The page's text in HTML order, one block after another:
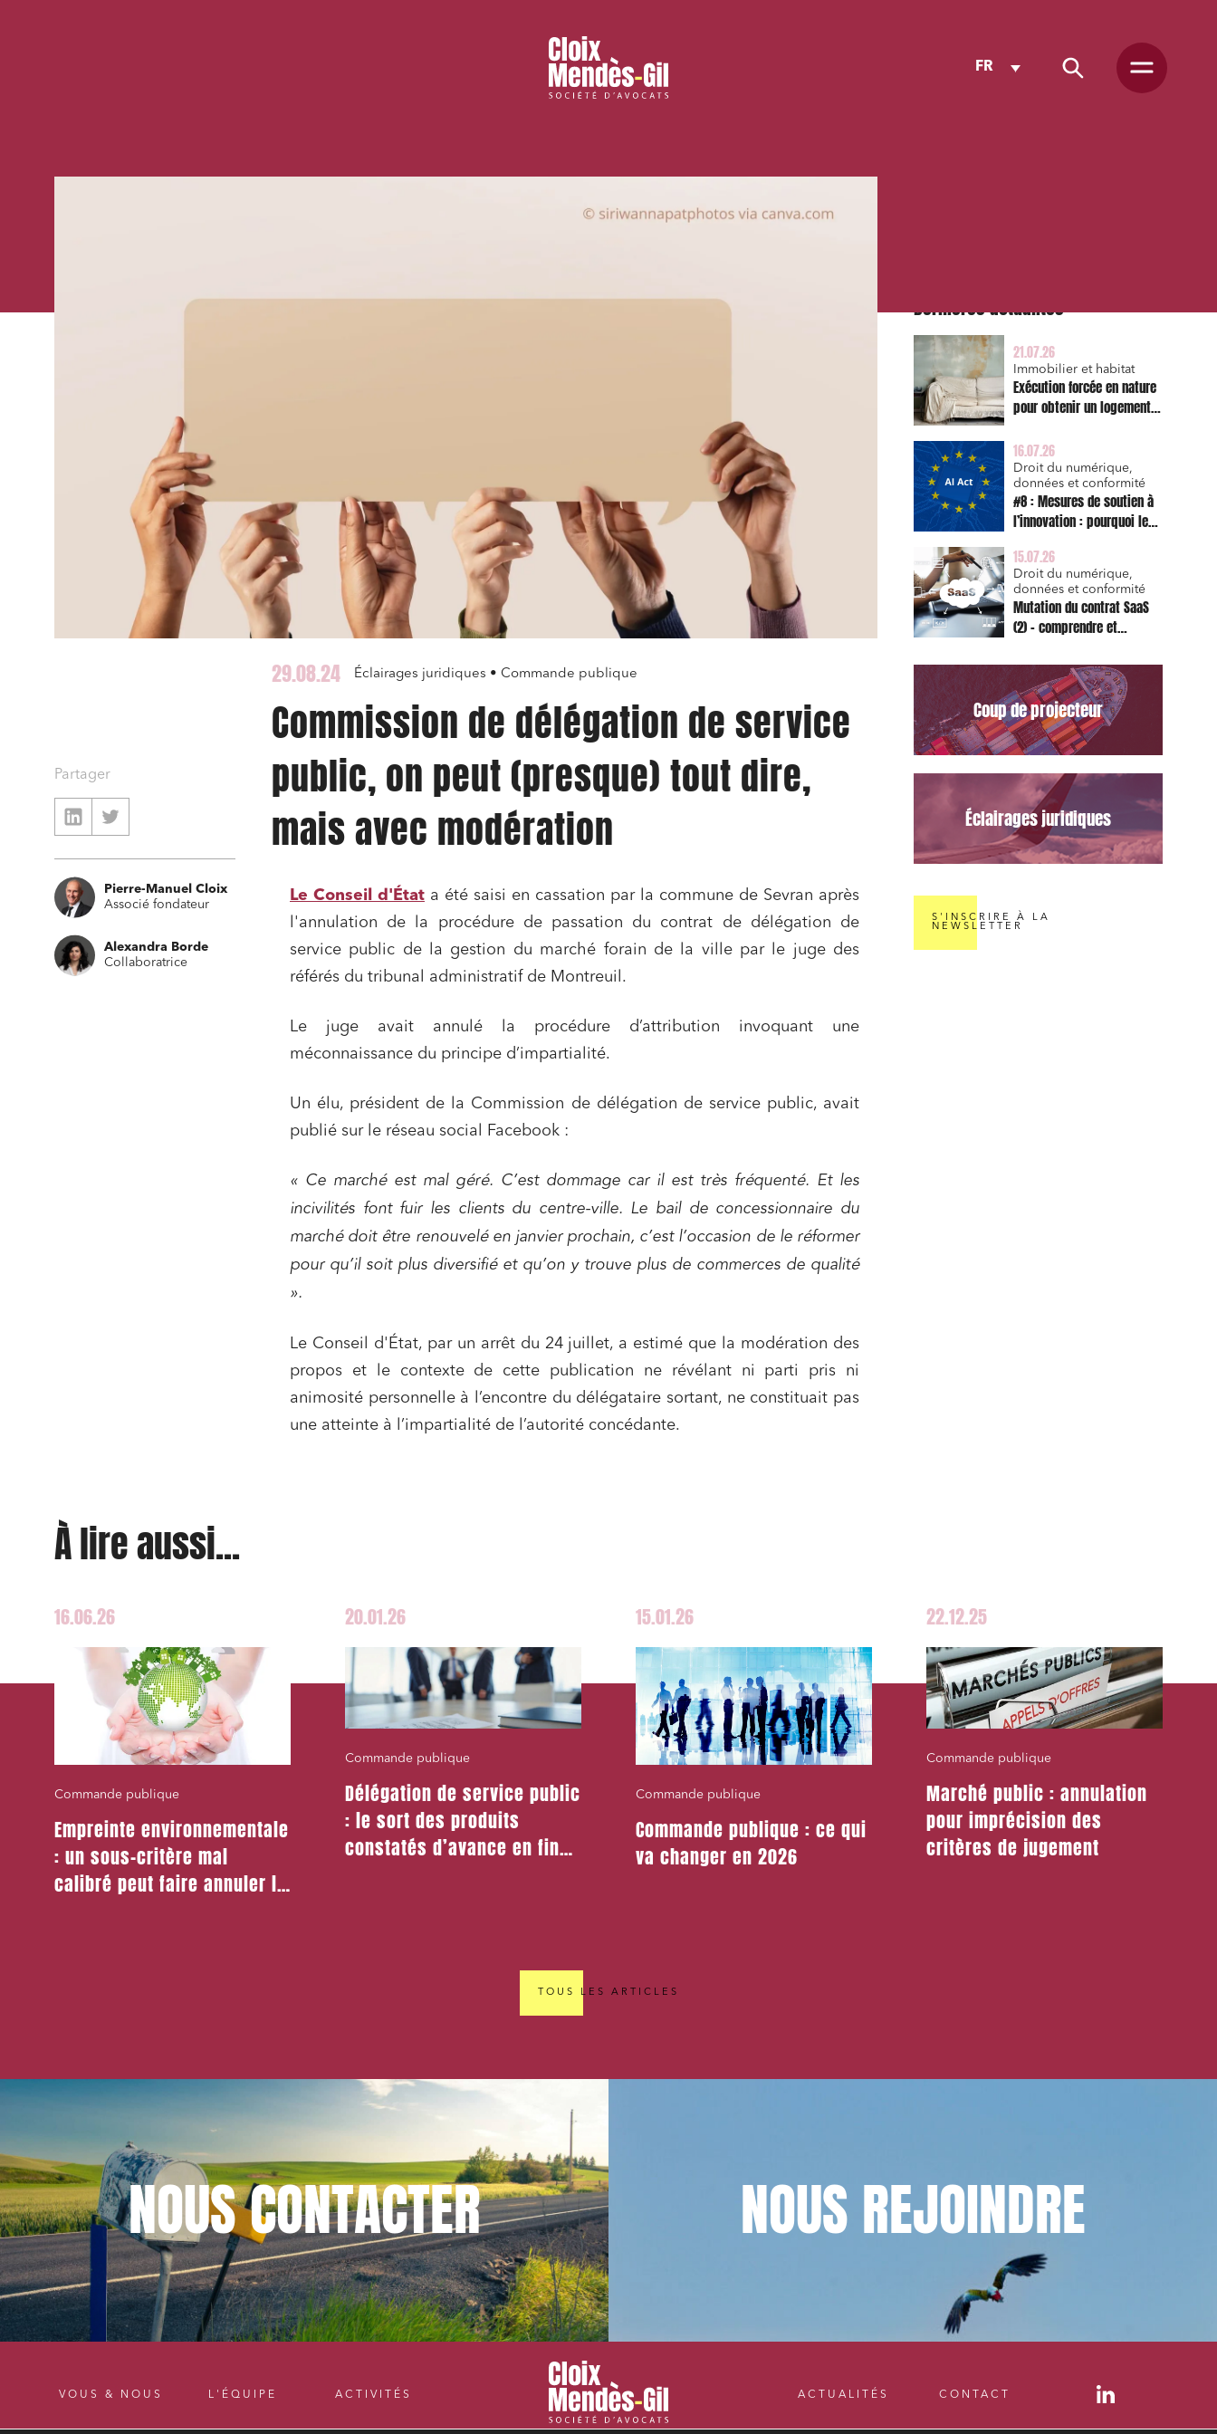
FR
29.08.24 Éclairages juridiques • Commande publique
Commission de délégation de service
public, on peut (presque) tout dire,
mais avec modération
Le Conseil d'État a été saisi en cassation par la commune de Sevran après
l'annulation de la procédure de passation du contrat de délégation de
service public de la gestion du marché forain de la ville par le juge des
référés du tribunal administratif de Montreuil.
Le juge avait annulé la procédure d’attribution invoquant une
méconnaissance du principe d’impartialité.
Un élu, président de la Commission de délégation de service public, avait
publié sur le réseau social Facebook :
« Ce marché est mal géré. C’est dommage car il est très fréquenté. Et les
incivilités font fuir les clients du centre-ville. Le bail de concessionnaire du
marché doit être renouvelé en janvier prochain, c’est l’occasion de le réformer
pour qu’il soit plus diversifié et qu’on y trouve plus de commerces de qualité
».
Le Conseil d'État, par un arrêt du 24 juillet, a estimé que la modération des
propos et le contexte de cette publication ne révélant ni parti pris ni
animosité personnelle à l’encontre du délégataire sortant, ne constituait pas
une atteinte à l’impartialité de l’autorité concédante.
Partager
Pierre-Manuel Cloix
Associé fondateur
Alexandra Borde
Collaboratrice
Dernières actualités
21.07.26
Immobilier et habitat
Exécution forcée en nature
pour obtenir un logement
triennale de l’action en
réparation
16.07.26
Droit du numérique,
données et conformité
#8 : Mesures de soutien à
l’innovation : pourquoi le
est d’abord un sujet de
risque juridique
15.07.26
Droit du numérique,
données et conformité
Mutation du contrat SaaS
(2) – comprendre et
types de la Commission
pour le Data Act
Coup de projecteur
Éclairages juridiques
S'INSCRIRE À LA
NEWSLETTER
À lire aussi...
16.06.26
Commande publique
Empreinte environnementale
: un sous-critère mal
calibré peut faire annuler la
20.01.26
Commande publique
Délégation de service public
: le sort des produits
constatés d’avance en fin
15.01.26
Commande publique
Commande publique : ce qui
va changer en 2026
22.12.25
Commande publique
Marché public : annulation
pour imprécision des
critères de jugement
TOUS LES ARTICLES
NOUSCONTACTER NOUSREJOINDRE
VOUS & NOUS L'ÉQUIPE ACTIVITÉS ACTUALITÉS CONTACT
sociale et solidaire
Media et édition
Mobilité et transport
conformité
Services publics et collectivités Commande publique
Urbanisme et aménagement
Droit des sociétés et Fusions-
Acquisitions